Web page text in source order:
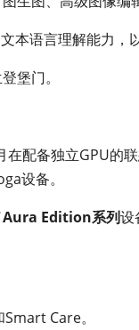
本语言理解能力，
堡门。
配备独立GPU的
设备。
Aura Edition系列设
Care。